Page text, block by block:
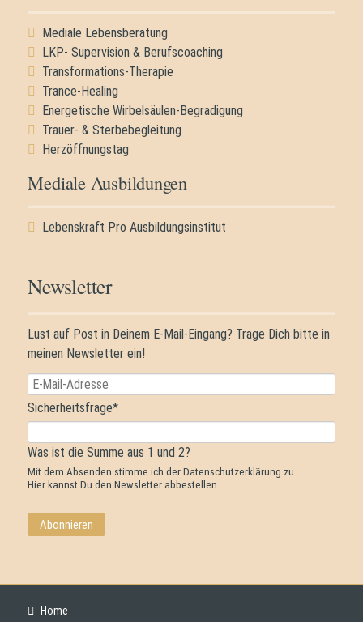
Mediale Lebensberatung
LKP- Supervision & Berufscoaching
Transformations-Therapie
Trance-Healing
Energetische Wirbelsäulen-Begradigung
Trauer- & Sterbebegleitung
Herzöffnungstag
Mediale Ausbildungen
Navigation
Lebenskraft Pro Ausbildungsinstitut
Newsletter
Lust auf Post in Deinem E-Mail-Eingang? Trage Dich bitte in
meinen Newsletter ein!
E-
Mail-
Adresse
Pflichtfeld
Sicherheitsfrage*
Was ist die Summe aus 1 und 2?
Mit dem Absenden stimme ich derDatenschutzerklärung zu.
Hier kannst Du den Newsletter abbestellen.
Abonnieren
Navigation
Home